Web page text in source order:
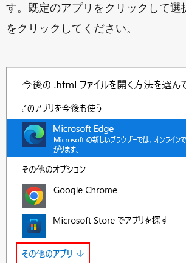
す。既定のアプリをクリックして選
をクリックしてください。